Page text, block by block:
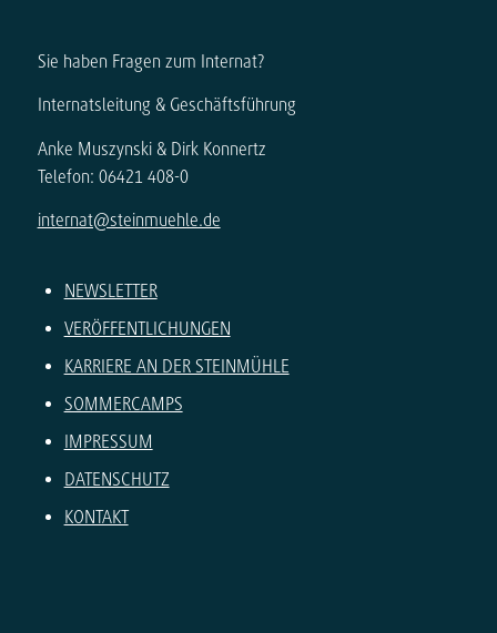
Sie haben Fragen zum Internat?
Internatsleitung & Geschäftsführung
Anke Muszynski & Dirk Konnertz
Telefon: 06421 408-0
internat@steinmuehle.de
NEWSLETTER
VERÖFFENTLICHUNGEN
KARRIERE AN DER STEINMÜHLE
SOMMERCAMPS
IMPRESSUM
DATENSCHUTZ
KONTAKT